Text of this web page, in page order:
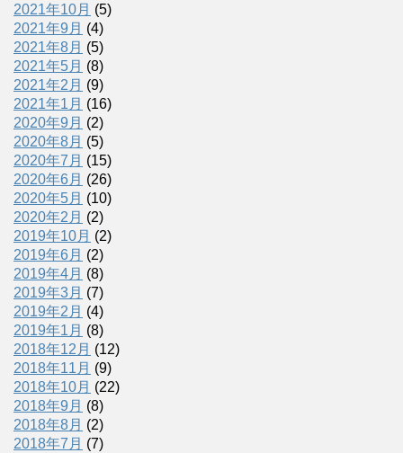
2021年10月 (5)
2021年9月 (4)
2021年8月 (5)
2021年5月 (8)
2021年2月 (9)
2021年1月 (16)
2020年9月 (2)
2020年8月 (5)
2020年7月 (15)
2020年6月 (26)
2020年5月 (10)
2020年2月 (2)
2019年10月 (2)
2019年6月 (2)
2019年4月 (8)
2019年3月 (7)
2019年2月 (4)
2019年1月 (8)
2018年12月 (12)
2018年11月 (9)
2018年10月 (22)
2018年9月 (8)
2018年8月 (2)
2018年7月 (7)